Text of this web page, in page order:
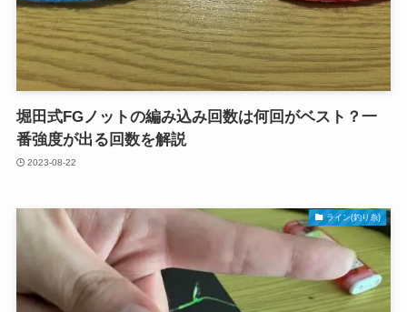
堀田式FGノットの編み込み回数は何回がベスト？一
番強度が出る回数を解説
2023-08-22
ライン(釣り糸)